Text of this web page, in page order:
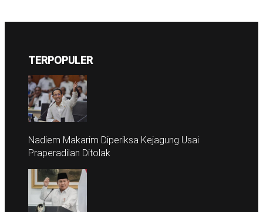
TERPOPULER
Nadiem Makarim Diperiksa Kejagung Usai
Praperadilan Ditolak